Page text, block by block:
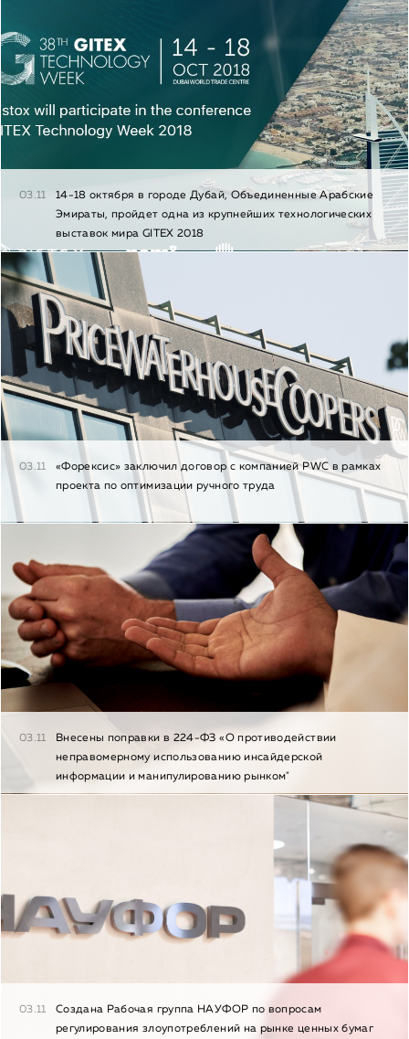
03.11
14-18 октября в городе Дубай, Объединенные Арабские
Эмираты, пройдет одна из крупнейших технологических
выставок мира GITEX 2018
03.11
«Форексис» заключил договор с компанией PWC в рамках
проекта по оптимизации ручного труда
03.11
Внесены поправки в 224-ФЗ «О противодействии
неправомерному использованию инсайдерской
информации и манипулированию рынком"
03.11
Создана Рабочая группа НАУФОР по вопросам
регулирования злоупотреблений на рынке ценных бумаг